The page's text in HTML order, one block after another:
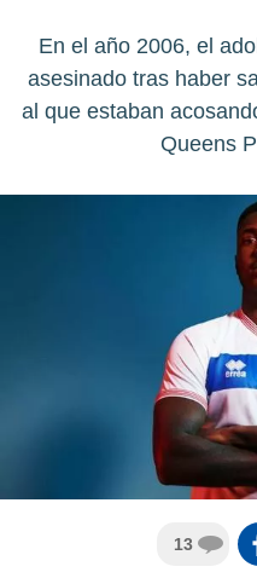
En el año 2006, el
asesinado tras haber
al que estaban
Queens
13